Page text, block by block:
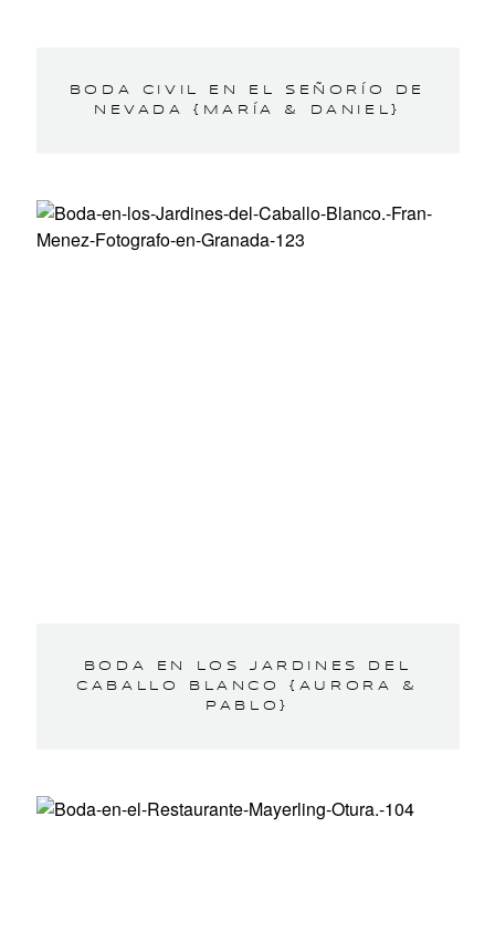
BODA CIVIL EN EL SEÑORÍO DE
NEVADA {MARÍA & DANIEL}
BODA EN LOS JARDINES DEL
CABALLO BLANCO {AURORA &
PABLO}